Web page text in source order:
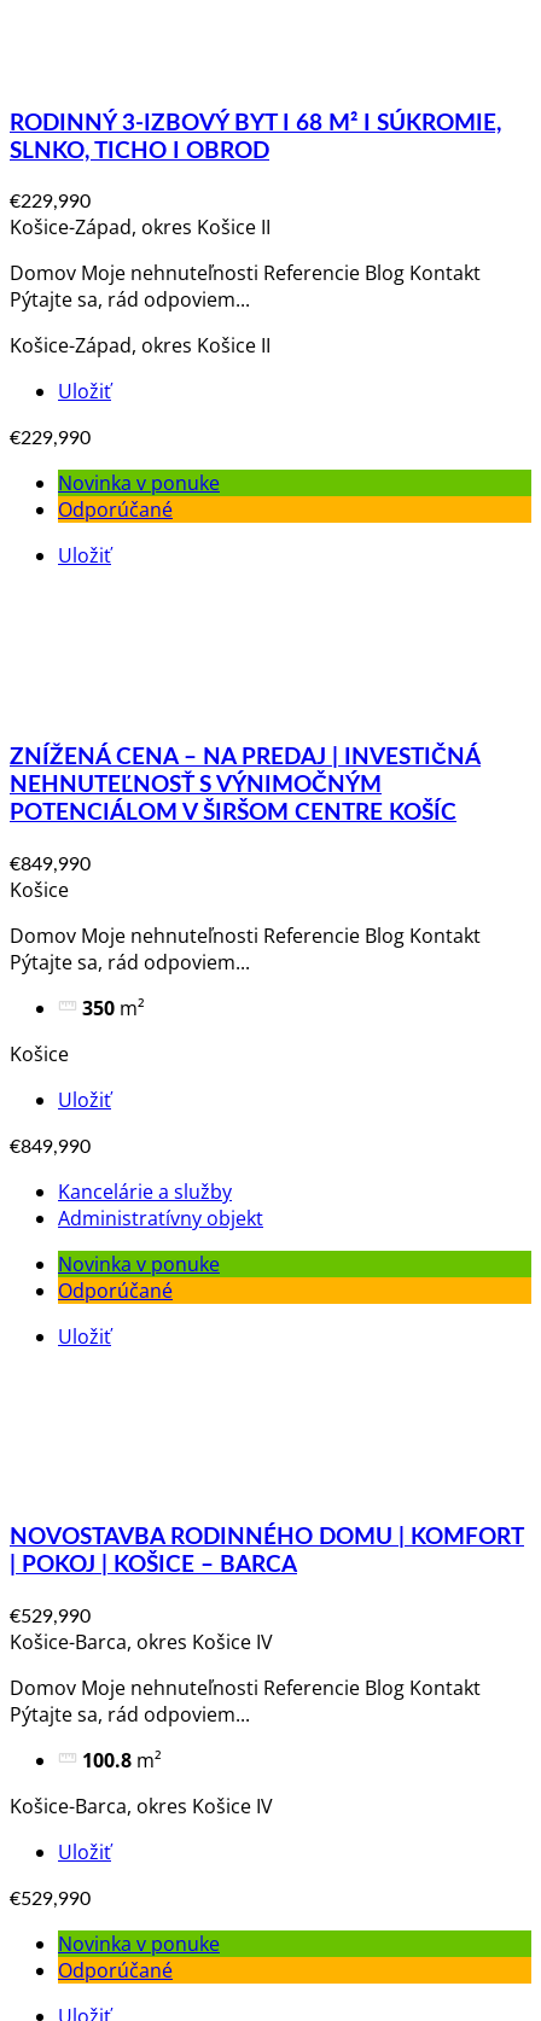
RODINNÝ 3-IZBOVÝ BYT I 68 M² I SÚKROMIE,
SLNKO, TICHO I OBROD
€229,990
Košice-Západ, okres Košice II
Domov Moje nehnuteľnosti Referencie Blog Kontakt
Pýtajte sa, rád odpoviem​...
Košice-Západ, okres Košice II
Uložiť
€229,990
Novinka v ponuke
Odporúčané
Uložiť
ZNÍŽENÁ CENA – NA PREDAJ | INVESTIČNÁ
NEHNUTEĽNOSŤ S VÝNIMOČNÝM
POTENCIÁLOM V ŠIRŠOM CENTRE KOŠÍC
€849,990
Košice
Domov Moje nehnuteľnosti Referencie Blog Kontakt
Pýtajte sa, rád odpoviem​...
350 m²
Košice
Uložiť
€849,990
Kancelárie a služby
Administratívny objekt
Novinka v ponuke
Odporúčané
Uložiť
NOVOSTAVBA RODINNÉHO DOMU | KOMFORT
| POKOJ | KOŠICE – BARCA
€529,990
Košice-Barca, okres Košice IV
Domov Moje nehnuteľnosti Referencie Blog Kontakt
Pýtajte sa, rád odpoviem​...
100.8 m²
Košice-Barca, okres Košice IV
Uložiť
€529,990
Novinka v ponuke
Odporúčané